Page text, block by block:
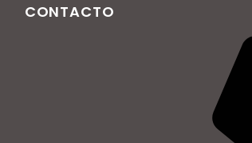
CONTACTO